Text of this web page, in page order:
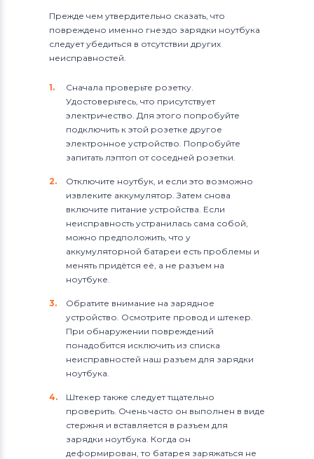
Прежде чем утвердительно сказать, что
повреждено именно гнездо зарядки ноутбука
следует убедиться в отсутствии других
неисправностей.
Сначала проверьте розетку.
Удостоверьтесь, что присутствует
электричество. Для этого попробуйте
подключить к этой розетке другое
электронное устройство. Попробуйте
запитать лэптоп от соседней розетки.
Отключите ноутбук, и если это возможно
извлеките аккумулятор. Затем снова
включите питание устройства. Если
неисправность устранилась сама собой,
можно предположить, что у
аккумуляторной батареи есть проблемы и
менять придётся её, а не разъем на
ноутбуке.
Обратите внимание на зарядное
устройство. Осмотрите провод и штекер.
При обнаружении повреждений
понадобится исключить из списка
неисправностей наш разъем для зарядки
ноутбука.
Штекер также следует тщательно
проверить. Очень часто он выполнен в виде
стержня и вставляется в разъем для
зарядки ноутбука. Когда он
деформирован, то батарея заряжаться не